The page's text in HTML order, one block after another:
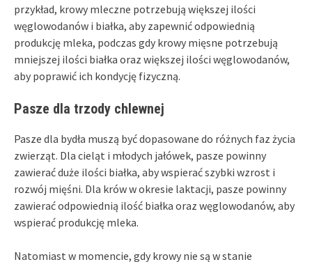
przykład, krowy mleczne potrzebują większej ilości
węglowodanów i białka, aby zapewnić odpowiednią
produkcję mleka, podczas gdy krowy mięsne potrzebują
mniejszej ilości białka oraz większej ilości węglowodanów,
aby poprawić ich kondycję fizyczną.
Pasze dla trzody chlewnej
Pasze dla bydła muszą być dopasowane do różnych faz życia
zwierząt. Dla cieląt i młodych jałówek, pasze powinny
zawierać duże ilości białka, aby wspierać szybki wzrost i
rozwój mięśni. Dla krów w okresie laktacji, pasze powinny
zawierać odpowiednią ilość białka oraz węglowodanów, aby
wspierać produkcję mleka.
Natomiast w momencie, gdy krowy nie są w stanie